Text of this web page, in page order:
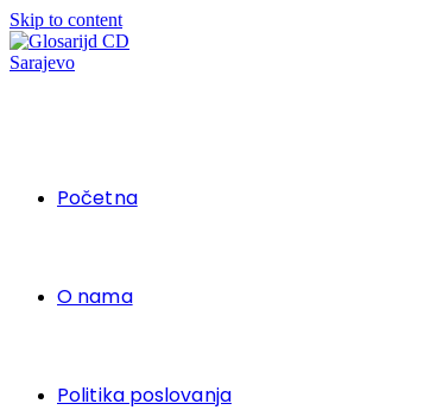
Skip to content
Početna
O nama
Politika poslovanja